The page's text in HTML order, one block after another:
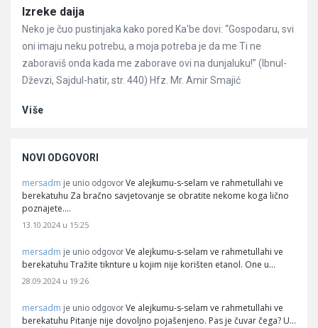
Članci
Izreke daija
Neko je čuo pustinjaka kako pored Ka'be dovi: “Gospodaru, svi
oni imaju neku potrebu, a moja potreba je da me Ti ne
zaboraviš onda kada me zaborave ovi na dunjaluku!” (Ibnul-
Dževzi, Sajdul-hatir, str. 440) Hfz. Mr. Amir Smajić
Više
NOVI ODGOVORI
mersadm je unio odgovor Ve alejkumu-s-selam ve rahmetullahi ve
berekatuhu Za bračno savjetovanje se obratite nekome koga lično
poznajete.…
13.10.2024 u 15:25
mersadm je unio odgovor Ve alejkumu-s-selam ve rahmetullahi ve
berekatuhu Tražite tiknture u kojim nije korišten etanol. One u…
28.09.2024 u 19:26
mersadm je unio odgovor Ve alejkumu-s-selam ve rahmetullahi ve
berekatuhu Pitanje nije dovoljno pojašenjeno. Pas je čuvar čega? U…